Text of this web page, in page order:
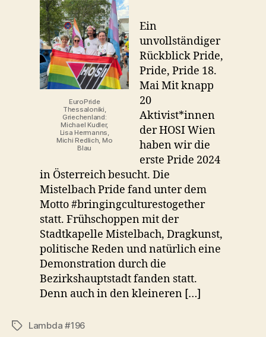
EuroPride
Thessaloniki,
Griechenland:
Michael Kudler,
Lisa Hermanns,
Michi Redlich, Mo
Blau
Ein
unvollständiger
Rückblick Pride,
Pride, Pride 18.
Mai Mit knapp
20
Aktivist*innen
der HOSI Wien
haben wir die
erste Pride 2024
in Österreich besucht. Die
Mistelbach Pride fand unter dem
Motto #bringingculturestogether
statt. Frühschoppen mit der
Stadtkapelle Mistelbach, Dragkunst,
politische Reden und natürlich eine
Demonstration durch die
Bezirkshauptstadt fanden statt.
Denn auch in den kleineren […]
Schlagwörter
Lambda #196